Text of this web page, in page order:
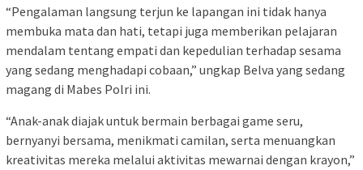
“Pengalaman langsung terjun ke lapangan ini tidak hanya
membuka mata dan hati, tetapi juga memberikan pelajaran
mendalam tentang empati dan kepedulian terhadap sesama
yang sedang menghadapi cobaan,” ungkap Belva yang sedang
magang di Mabes Polri ini.
“Anak-anak diajak untuk bermain berbagai game seru,
bernyanyi bersama, menikmati camilan, serta menuangkan
kreativitas mereka melalui aktivitas mewarnai dengan krayon,”